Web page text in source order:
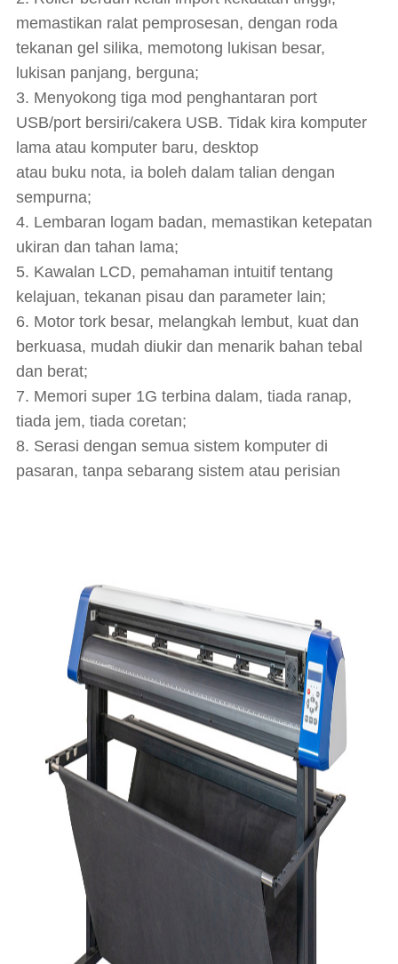
memastikan ralat pemprosesan, dengan roda
tekanan gel silika, memotong lukisan besar,
lukisan panjang, berguna;
3. Menyokong tiga mod penghantaran port
USB/port bersiri/cakera USB. Tidak kira komputer
lama atau komputer baru, desktop
atau buku nota, ia boleh dalam talian dengan
sempurna;
4. Lembaran logam badan, memastikan ketepatan
ukiran dan tahan lama;
5. Kawalan LCD, pemahaman intuitif tentang
kelajuan, tekanan pisau dan parameter lain;
6. Motor tork besar, melangkah lembut, kuat dan
berkuasa, mudah diukir dan menarik bahan tebal
dan berat;
7. Memori super 1G terbina dalam, tiada ranap,
tiada jem, tiada coretan;
8. Serasi dengan semua sistem komputer di
pasaran, tanpa sebarang sistem atau perisian